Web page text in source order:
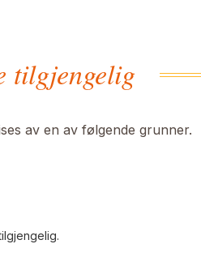
tilgjengelig
av en av følgende grunner.